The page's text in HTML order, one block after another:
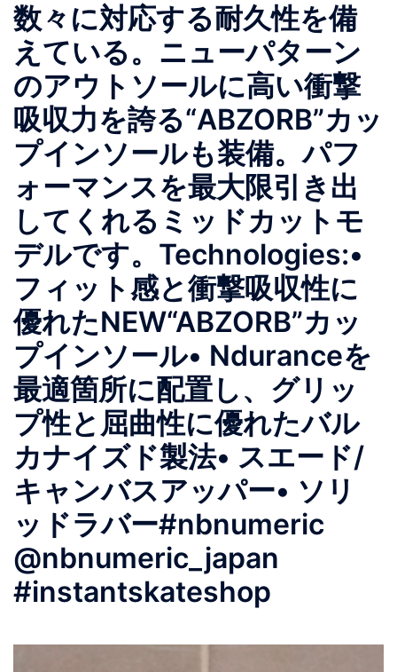
数々に対応する耐久性を備
えている。ニューパターン
のアウトソールに高い衝撃
吸収⼒を誇る“ABZORB”カッ
プインソールも装備。パフ
ォーマンスを最大限引き出
してくれるミッドカットモ
デルです。Technologies:•
フィット感と衝撃吸収性に
優れたNEW“ABZORB”カッ
プインソール• Nduranceを
最適箇所に配置し、グリッ
プ性と屈曲性に優れたバル
カナイズド製法• スエード/
キャンバスアッパー• ソリ
ッドラバー#nbnumeric
@nbnumeric_japan
#instantskateshop